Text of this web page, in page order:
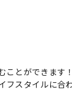
ことができます
フスタイルに合